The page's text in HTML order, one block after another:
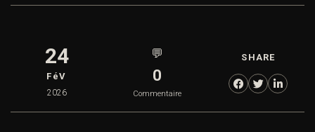
24
FéV
2026
💬
0
Commentaire
SHARE